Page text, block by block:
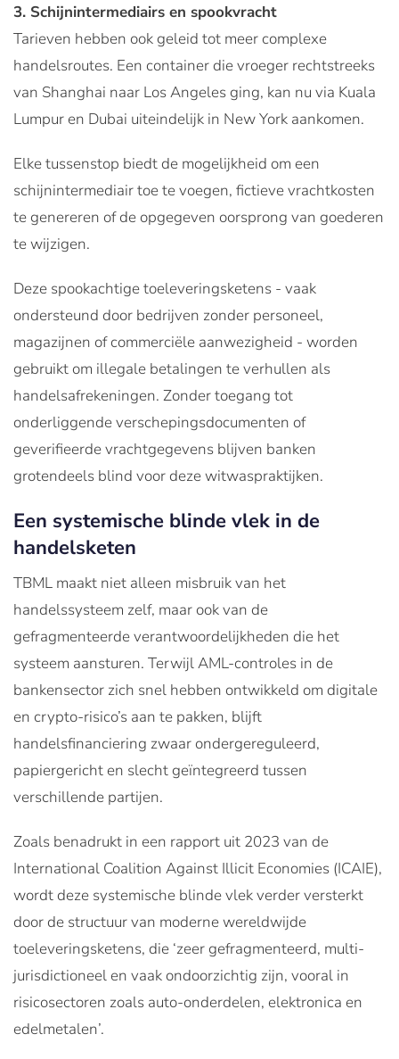
3. Schijnintermediairs en spookvracht
Tarieven hebben ook geleid tot meer complexe
handelsroutes. Een container die vroeger rechtstreeks
van Shanghai naar Los Angeles ging, kan nu via Kuala
Lumpur en Dubai uiteindelijk in New York aankomen.
Elke tussenstop biedt de mogelijkheid om een
schijnintermediair toe te voegen, fictieve vrachtkosten
te genereren of de opgegeven oorsprong van goederen
te wijzigen.
Deze spookachtige toeleveringsketens - vaak
ondersteund door bedrijven zonder personeel,
magazijnen of commerciële aanwezigheid - worden
gebruikt om illegale betalingen te verhullen als
handelsafrekeningen. Zonder toegang tot
onderliggende verschepingsdocumenten of
geverifieerde vrachtgegevens blijven banken
grotendeels blind voor deze witwaspraktijken.
Een systemische blinde vlek in de
handelsketen
TBML maakt niet alleen misbruik van het
handelssysteem zelf, maar ook van de
gefragmenteerde verantwoordelijkheden die het
systeem aansturen. Terwijl AML-controles in de
bankensector zich snel hebben ontwikkeld om digitale
en crypto-risico’s aan te pakken, blijft
handelsfinanciering zwaar ondergereguleerd,
papiergericht en slecht geïntegreerd tussen
verschillende partijen.
Zoals benadrukt in een rapport uit 2023 van de
International Coalition Against Illicit Economies (ICAIE),
wordt deze systemische blinde vlek verder versterkt
door de structuur van moderne wereldwijde
toeleveringsketens, die ‘zeer gefragmenteerd, multi-
jurisdictioneel en vaak ondoorzichtig zijn, vooral in
risicosectoren zoals auto-onderdelen, elektronica en
edelmetalen’.